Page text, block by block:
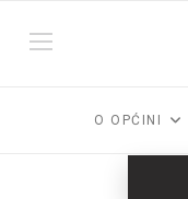
O OPĆINI